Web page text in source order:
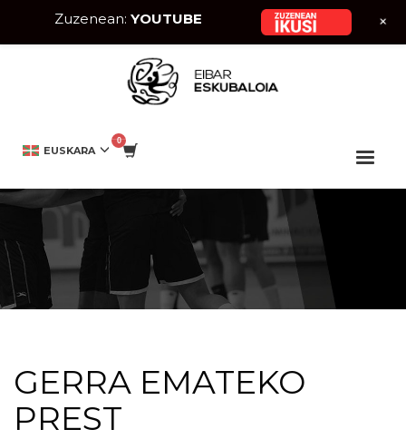
EUSKARA
GERRA EMATEKO PREST
GERRA EMATEKO
PREST
Zuzenean: YOUTUBE +